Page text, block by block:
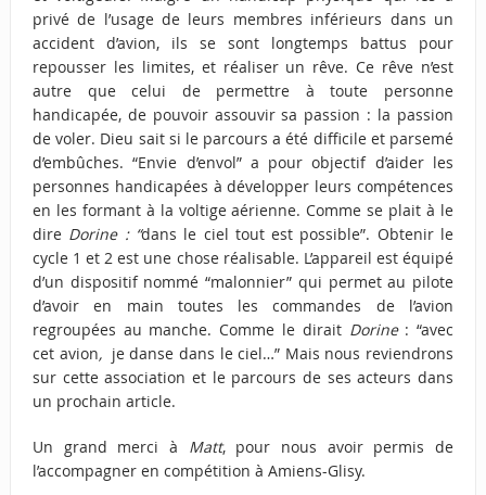
privé de l’usage de leurs membres inférieurs dans un
accident d’avion, ils se sont longtemps battus pour
repousser les limites, et réaliser un rêve. Ce rêve n’est
autre que celui de permettre à toute personne
handicapée, de pouvoir assouvir sa passion : la passion
de voler. Dieu sait si le parcours a été difficile et parsemé
d’embûches. “Envie d’envol” a pour objectif d’aider les
personnes handicapées à développer leurs compétences
en les formant à la voltige aérienne. Comme se plait à le
dire Dorine : “dans le ciel tout est possible”. Obtenir le
cycle 1 et 2 est une chose réalisable. L’appareil est équipé
d’un dispositif nommé “malonnier” qui permet au pilote
d’avoir en main toutes les commandes de l’avion
regroupées au manche. Comme le dirait Dorine: “avec
cet avion, je danse dans le ciel…” Mais nous reviendrons
sur cette association et le parcours de ses acteurs dans
un prochain article.
Un grand merci à Matt, pour nous avoir permis de
l’accompagner en compétition à Amiens-Glisy.